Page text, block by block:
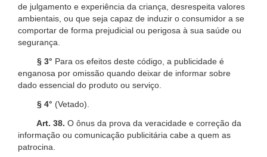
de julgamento e experiência da criança, desrespeita valores
ambientais, ou que seja capaz de induzir o consumidor a se
comportar de forma prejudicial ou perigosa à sua saúde ou
segurança.
§ 3° Para os efeitos deste código, a publicidade é
enganosa por omissão quando deixar de informar sobre
dado essencial do produto ou serviço.
§ 4° (Vetado).
Art. 38. O ônus da prova da veracidade e correção da
informação ou comunicação publicitária cabe a quem as
patrocina.